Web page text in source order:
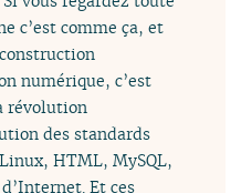
c’est comme ça, et
numérique, c’est
révolution
des standards
HTML, MySQL,
Et ces